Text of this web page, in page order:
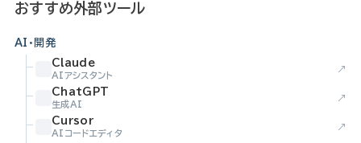
おすすめ外部ツール
AI・開発
Claude
AIアシスタント
↗
ChatGPT
生成AI
↗
Cursor
AIコードエディタ
↗